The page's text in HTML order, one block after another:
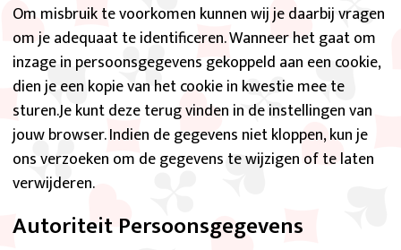
Om misbruik te voorkomen kunnen wij je daarbij vragen
om je adequaat te identificeren. Wanneer het gaat om
inzage in persoonsgegevens gekoppeld aan een cookie,
dien je een kopie van het cookie in kwestie mee te
sturen.Je kunt deze terug vinden in de instellingen van
jouw browser. Indien de gegevens niet kloppen, kun je
ons verzoeken om de gegevens te wijzigen of te laten
verwijderen.
Autoriteit Persoonsgegevens